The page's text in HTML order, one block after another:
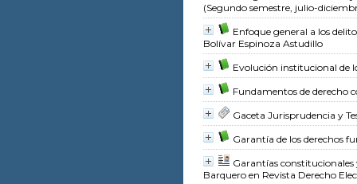
(Segundo semestre, julio-
Enfoque general a los
Bolívar Espinoza Astudillo
Evolución institucional de
Fundamentos de derecho
Gaceta Jurisprudencia y
Garantía de los derechos
Garantías constitucionales
Barquero en Revista Derecho